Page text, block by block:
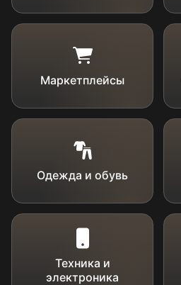
Маркетплейсы
Одежда и обувь
Техника и
электроника